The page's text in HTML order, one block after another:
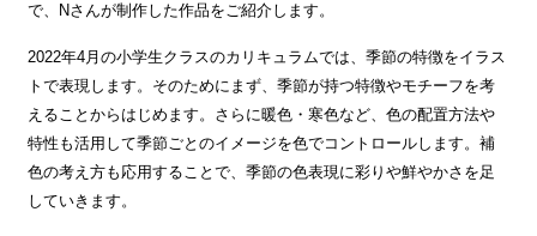
で、Nさんが制作した作品をご紹介します。
2022年4月の小学生クラスのカリキュラムでは、季節の特徴をイラス
トで表現します。そのためにまず、季節が持つ特徴やモチーフを考
えることからはじめます。さらに暖色・寒色など、色の配置方法や
特性も活用して季節ごとのイメージを色でコントロールします。補
色の考え方も応用することで、季節の色表現に彩りや鮮やかさを足
していきます。